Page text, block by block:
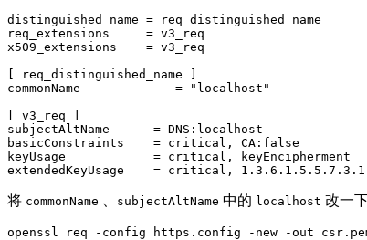
distinguished_name = req_distinguished_name
req_extensions     = v3_req
x509_extensions    = v3_req
[ req_distinguished_name ]
commonName             = "localhost"
[ v3_req ]
subjectAltName      = DNS:localhost
basicConstraints    = critical, CA:false
keyUsage            = critical, keyEncipherment
extendedKeyUsage    = critical, 1.3.6.1.5.5.7.3.1
将 commonName subjectAltName 中的 localhost 改一下
openssl req -config https.config -new -out